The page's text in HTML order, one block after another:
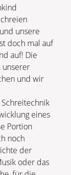
unsere
doch mal auf
auf! Die
unserer
und wir
eines
Portion
noch
der
oder das